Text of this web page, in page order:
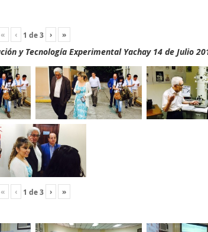
« ‹ 1 de3 › »
y Tecnología Experimental Yachay 14 de Julio
« ‹ 1 de3 › »